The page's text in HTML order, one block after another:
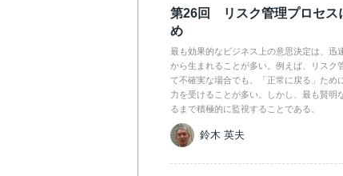
第26回 リスク管理プロセス
め
最も効果的なビジネス上の意思決定は、迅
から生まれることが多い。例えば、リスク
て不確実な場合でも、「正常に戻る」ため
力を受けることが多い。しかし、最も賢明
るまで積極的に監視することである。
鈴木 英夫